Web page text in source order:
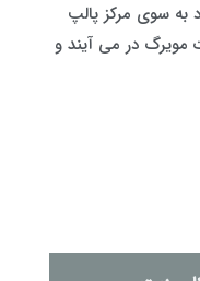
سوی مرکز پالپ
در می آیند و